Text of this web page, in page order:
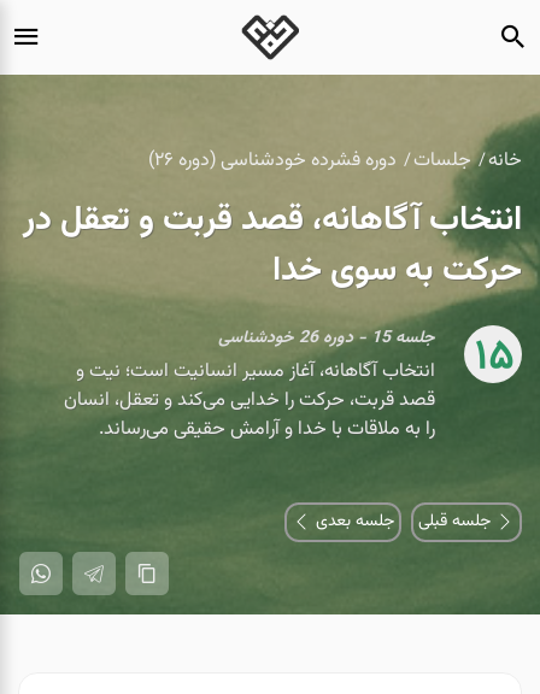
خانه جلسات دوره فشرده خودشناسی (دوره ۲۶)
انتخاب آگاهانه، قصد قربت و تعقل در
حرکت به سوی خدا
15 جلسه 15 - دوره 26 خودشناسی
انتخاب آگاهانه، آغاز مسیر انسانیت است؛ نیت و
قصد قربت، حرکت را خدایی می‌کند و تعقل، انسان
را به ملاقات با خدا و آرامش حقیقی می‌رساند.
جلسه قبلی جلسه بعدی